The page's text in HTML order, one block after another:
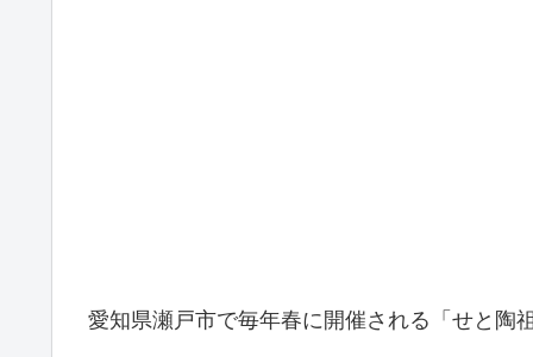
愛知県瀬戸市で毎年春に開催される「せと陶